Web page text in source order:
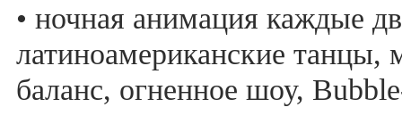
• ночная анимация каждые
латиноамериканские танцы,
баланс, огненное шоу,